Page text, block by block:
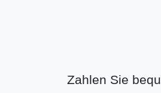
Zahlen Sie